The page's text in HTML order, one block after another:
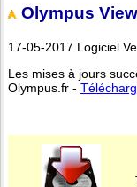
Olympus
17-05-2017 Logiciel
Les mises à jours
Olympus.fr -